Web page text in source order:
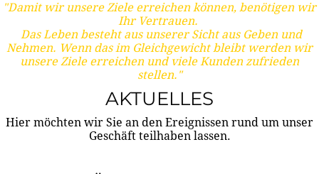
"Damit wir unsere Ziele erreichen können, benötigen wir
Ihr Vertrauen.
Das Leben besteht aus unserer Sicht aus Geben und
Nehmen. Wenn das im Gleichgewicht bleibt werden wir
unsere Ziele erreichen und viele Kunden zufrieden
stellen."
AKTUELLES
Hier möchten wir Sie an den Ereignissen rund um unser
Geschäft teilhaben lassen.